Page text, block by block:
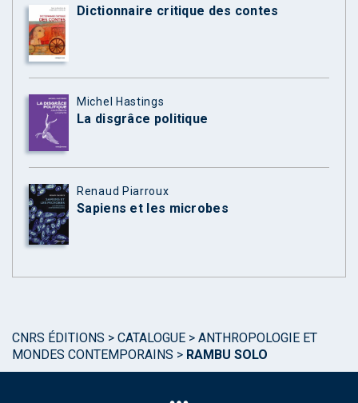
Dictionnaire critique des contes
Michel Hastings
La disgrâce politique
Renaud Piarroux
Sapiens et les microbes
CNRS ÉDITIONS > CATALOGUE > ANTHROPOLOGIE ET
MONDES CONTEMPORAINS > RAMBU SOLO